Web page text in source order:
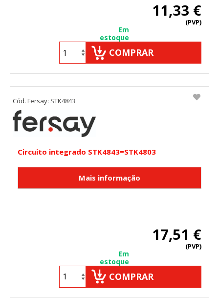
11,33 €
(PVP)
Em
estoque
COMPRAR
Circuito integrado STK4843=STK4803
17,51 €
(PVP)
Em
estoque
COMPRAR
Cód. Fersay: STK4843